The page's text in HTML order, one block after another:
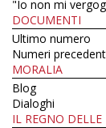
"Io non mi
DOCUMENTI
Ultimo numero
Numeri
MORALIA
Blog
Dialoghi
IL REGNO